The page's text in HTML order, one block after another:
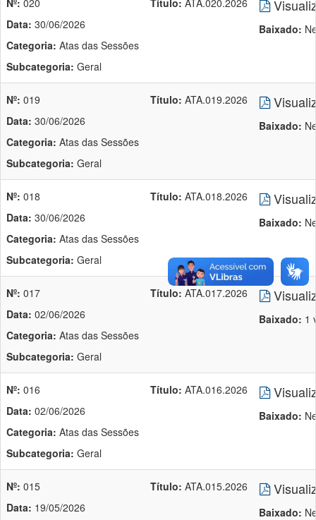
Nº: 020
Data: 30/06/2026
Categoria: Atas das Sessões
Subcategoria: Geral
Título: ATA.020.2026
Baixado:
Nº: 019
Data: 30/06/2026
Categoria: Atas das Sessões
Subcategoria: Geral
Título: ATA.019.2026
Baixado:
Nº: 018
Data: 30/06/2026
Categoria: Atas das Sessões
Subcategoria: Geral
Título: ATA.018.2026
Baixado:
Nº: 017
Data: 02/06/2026
Categoria: Atas das Sessões
Subcategoria: Geral
Título: ATA.017.2026
Baixado: 1
Nº: 016
Data: 02/06/2026
Categoria: Atas das Sessões
Subcategoria: Geral
Título: ATA.016.2026
Baixado:
Nº: 015
Data: 19/05/2026
Título: ATA.015.2026
Baixado: